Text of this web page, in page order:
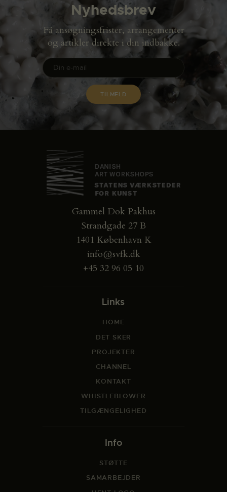
Nyhedsbrev
Få ansøgningsfrister, arrangementer
og artikler direkte i din indbakke.
Gammel Dok Pakhus
Strandgade 27 B
1401 København K
info@svfk.dk
+45 32 96 05 10
Links
HOME
DET SKER
PROJEKTER
CHANNEL
KONTAKT
WHISTLEBLOWER
TILGÆNGELIGHED
Info
STØTTE
SAMARBEJDER